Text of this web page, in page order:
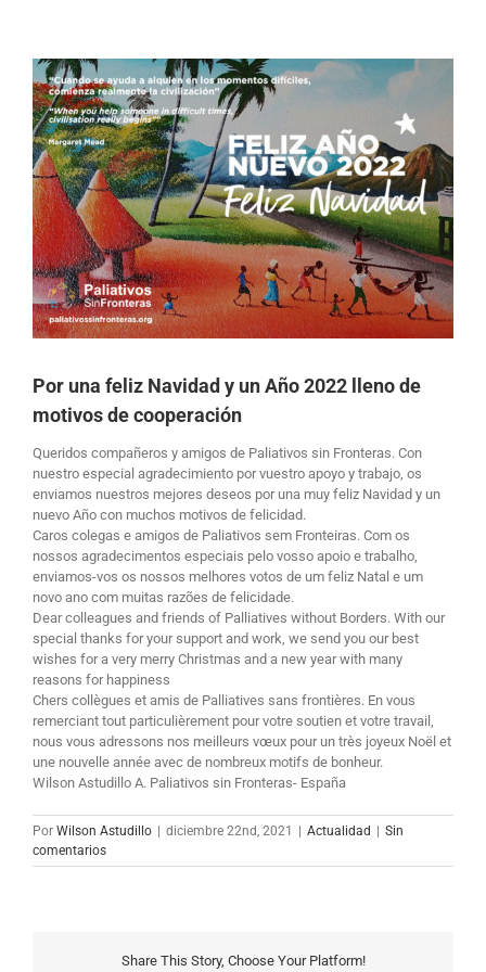
Ver
imagen
más
grande
Por una feliz Navidad y un Año 2022 lleno de
motivos de cooperación
Queridos compañeros y amigos de Paliativos sin Fronteras. Con
nuestro especial agradecimiento por vuestro apoyo y trabajo, os
enviamos nuestros mejores deseos por una muy feliz Navidad y un
nuevo Año con muchos motivos de felicidad.
Caros colegas e amigos de Paliativos sem Fronteiras. Com os
nossos agradecimentos especiais pelo vosso apoio e trabalho,
enviamos-vos os nossos melhores votos de um feliz Natal e um
novo ano com muitas razões de felicidade.
Dear colleagues and friends of Palliatives without Borders. With our
special thanks for your support and work, we send you our best
wishes for a very merry Christmas and a new year with many
reasons for happiness
Chers collègues et amis de Palliatives sans frontières. En vous
remerciant tout particulièrement pour votre soutien et votre travail,
nous vous adressons nos meilleurs vœux pour un très joyeux Noël et
une nouvelle année avec de nombreux motifs de bonheur.
Wilson Astudillo A. Paliativos sin Fronteras- España
Por Wilson Astudillo diciembre 22nd, 2021 Actualidad
Sin
comentarios
Share This Story, Choose Your Platform!